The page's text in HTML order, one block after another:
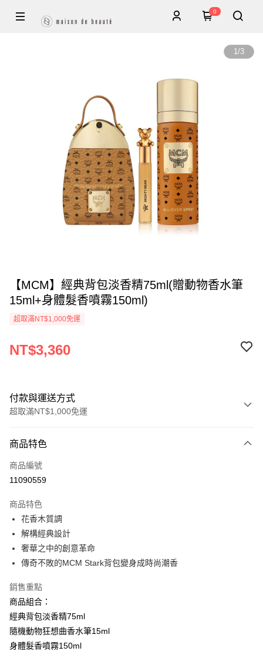
0
1/3
【MCM】經典背包淡香精75ml(贈動物香水筆
15ml+身體髮香噴霧150ml)
超取滿NT$1,000免運
NT$3,360
付款與運送方式
超取滿NT$1,000免運
信用卡一次付款
ATM付款
運送方式
付款後全家取貨
每筆NT$80，滿NT$1,000(含以上)免運費
付款後萊爾富取貨
付款後7-11取貨
每筆NT$80，滿NT$1,000(含以上)免運費
宅配(全站)
每筆NT$80，滿NT$1,000(含以上)免運費
商品特色
商品編號
11090559
商品特色
花香木質調
解構經典設計
奢華之中的創意革命
傳奇不敗的MCM Stark背包變身成時尚潮香
銷售重點
商品組合：
經典背包淡香精75ml
隨機動物狂想曲香水筆15ml
身體髮香噴霧150ml